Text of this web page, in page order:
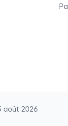
août 2026